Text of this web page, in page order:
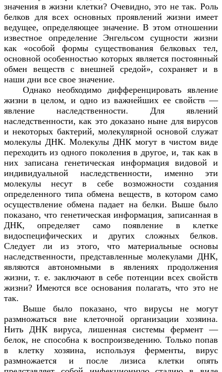
значения в жизни клетки? Очевидно, это не так. Роль
белков для всех основных проявлений жизни имеет
ведущее, определяющее значение. В этом отношении
известное определение Энгельсом сущности жизни
как «особой формы существования белковых тел,
основной особенностью которых является постоянный
обмен веществ с внешней средой», сохраняет и в
наши дни все свое значение.
Однако необходимо дифференцировать явление
жизни в целом, и одно из важнейших ее свойств —
явление наследственности. Для явлений
наследственности, как это доказано ныне для вирусов
и некоторых бактерий, молекулярной основой служат
молекулы ДНК. Молекулы ДНК могут в чистом виде
переходить из одного поколения в другое, и, так как в
них записана генетическая информация видовой и
индивидуальной наследственности, именно эти
молекулы несут в себе возможности создания
определенного типа обмена веществ, в котором само
осуществление обмена падает на белки. Выше было
показано, что генетическая информация, записанная в
ДНК, определяет само появление в клетке
видоспецифических и других сложных белков.
Следует ли из этого, что материальные основы
наследственности, представленные молекулами ДНК,
являются автономными в явлениях продолжения
жизни, т. е. заключают в себе потенции всех свойств
жизни? Имеются все основания полагать, что это не
так.
Выше было показано, что вирусы не могут
размножаться вне клеточной организации хозяина.
Нить ДНК вируса, лишенная системы фермент —
белок, не способна к воспроизведению. Только попав
в клетку хозяина, используя ферменты, вирус
размножается и после лизиса клетки опять